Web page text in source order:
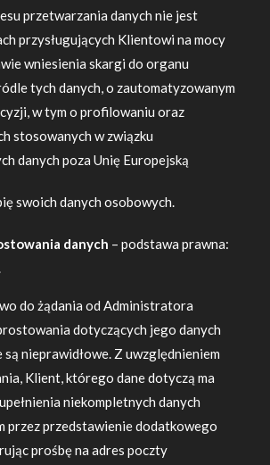
przetwarzania danych nie jest
przysługujących Klientowi na mocy
wniesienia skargi do organu
tych danych, o zautomatyzowanym
w tym o profilowaniu oraz
stosowanych w związku
danych poza Unię Europejską
swoich danych osobowych.
danych – podstawa prawna:
do żądania od Administratora
dotyczących jego danych
nieprawidłowe. Z uwzględnieniem
Klient, którego dane dotyczą ma
niekompletnych danych
przez przedstawienie dodatkowego
prośbę na adres poczty